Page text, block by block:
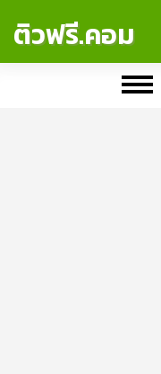
ติวฟรี.คอม